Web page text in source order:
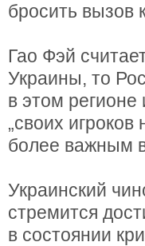
бросить вызов
Гао Фэй
Украины, то
в этом регионе
„своих
более важным
Украинский
стремится
в состоянии